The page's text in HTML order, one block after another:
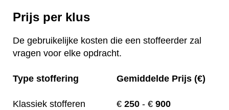
Prijs per klus
De gebruikelijke kosten die een stoffeerder zal
vragen voor elke opdracht.
Type stoffering Gemiddelde Prijs (€)
Klassiek stofferen € 250 - € 900